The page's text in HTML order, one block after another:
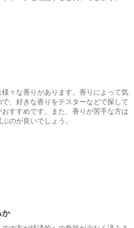
々な香りがあります。香りによって気
、好きな香りをテスターなどで探して
すすめです。また、香りが苦手な方は
のが良いでしょう。
か